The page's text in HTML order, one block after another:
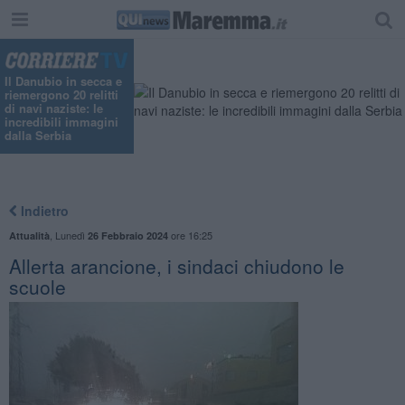
Il Danubio in secca e
riemergono 20 relitti
di navi naziste: le
incredibili immagini
dalla Serbia
Indietro
Attualità Lunedì 26 Febbraio 2024ore 16:25
Allerta arancione, i sindaci chiudono le
scuole